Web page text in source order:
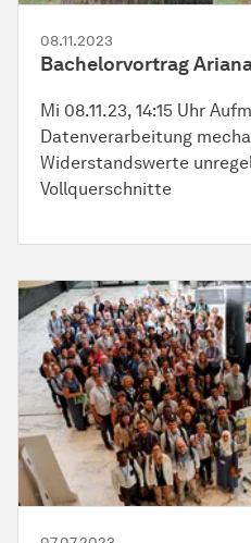
08.11.2023
Bachelorvortrag
Mi 08.11.23, 14:15 Uhr
Datenverarbeitung
Widerstandswerte
Vollquerschnitte